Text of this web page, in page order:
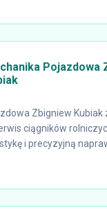
Pojazdowa
Zbigniew Kubiak
ciągników
i precyzyjną